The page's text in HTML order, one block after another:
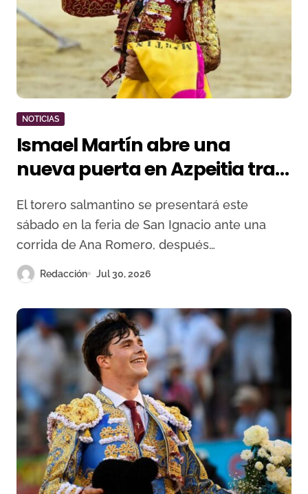
NOTICIAS
Ismael Martín abre una
nueva puerta en Azpeitia tras
su revelación en Madrid
El torero salmantino se presentará este
sábado en la feria de San Ignacio ante una
corrida de Ana Romero, después…
Redacción Jul 30, 2026